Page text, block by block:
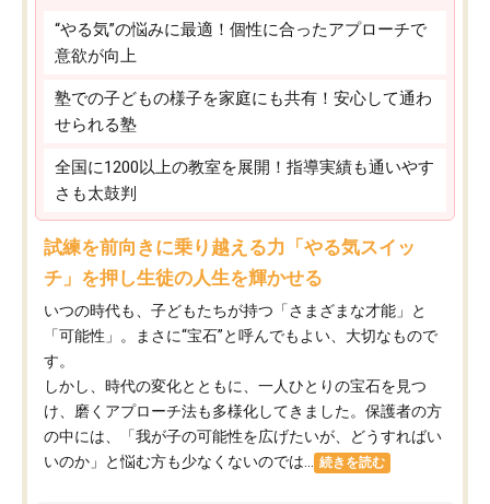
“やる気”の悩みに最適！個性に合ったアプローチで
意欲が向上
塾での子どもの様子を家庭にも共有！安心して通わ
せられる塾
全国に1200以上の教室を展開！指導実績も通いやす
さも太鼓判
試練を前向きに乗り越える力「やる気スイッ
チ」を押し生徒の人生を輝かせる
いつの時代も、子どもたちが持つ「さまざまな才能」と
「可能性」。まさに“宝石”と呼んでもよい、大切なもので
す。
しかし、時代の変化とともに、一人ひとりの宝石を見つ
け、磨くアプローチ法も多様化してきました。保護者の方
の中には、「我が子の可能性を広げたいが、どうすればい
いのか」と悩む方も少なくないのでは...
続きを読む